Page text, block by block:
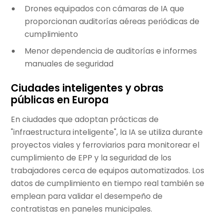
Drones equipados con cámaras de IA que
proporcionan auditorías aéreas periódicas de
cumplimiento
Menor dependencia de auditorías e informes
manuales de seguridad
Ciudades inteligentes y obras
públicas en Europa
En ciudades que adoptan prácticas de
"infraestructura inteligente", la IA se utiliza durante
proyectos viales y ferroviarios para monitorear el
cumplimiento de EPP y la seguridad de los
trabajadores cerca de equipos automatizados. Los
datos de cumplimiento en tiempo real también se
emplean para validar el desempeño de
contratistas en paneles municipales.